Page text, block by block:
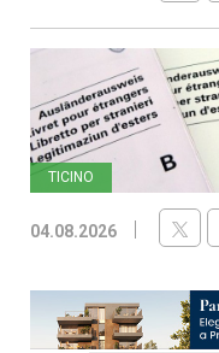
TICINO
04.08.2026